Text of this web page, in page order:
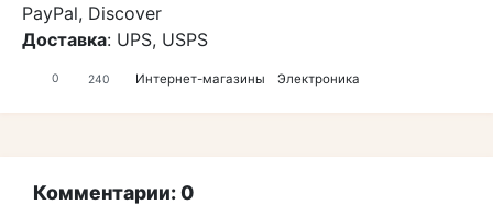
PayPal, Discover
Доставка: UPS, USPS
0 240 Интернет-магазины Электроника
Комментарии: 0